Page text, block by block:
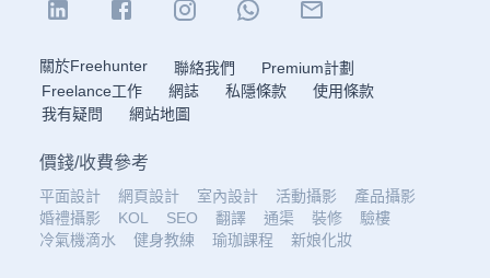
關於Freehunter 聯絡我們
Premium計劃
Freelance工作
網誌 私隱條款
使用條款
我有疑問
網站地圖
價錢/收費參考
平面設計 網頁設計 室內設計 活動攝影
產品攝影
婚禮攝影
KOL SEO 翻譯 通渠 裝修
驗樓
冷氣機滴水
健身教練 瑜珈課程 新娘化妝